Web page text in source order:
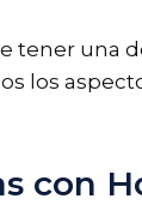
una
los
con